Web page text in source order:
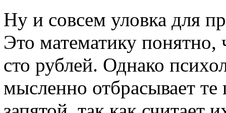
Ну и совсем уловка для
Это математику понятно,
сто рублей. Однако
мысленно отбрасывает